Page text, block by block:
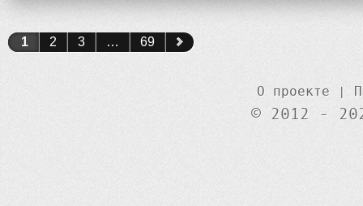
1 2 3 … 69
О проекте |
© 2012 -